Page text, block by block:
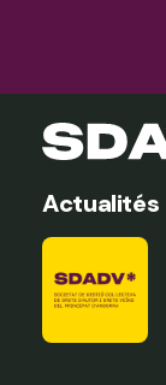
Actualités